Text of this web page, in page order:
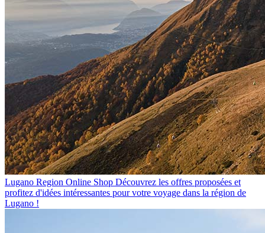
Lugano Region Online Shop Découvrez les offres proposées et
profitez d'idées intéressantes pour votre voyage dans la région de
Lugano !